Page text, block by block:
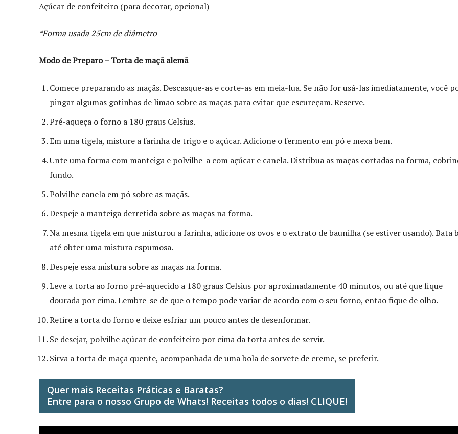
Açúcar de confeiteiro (para decorar, opcional)
*Forma usada 25cm de diâmetro
Modo de Preparo – Torta de maçã alemã
Comece preparando as maçãs. Descasque-as e corte-as em meia-lua. Se não for usá-las imediatamente, você
pingar algumas gotinhas de limão sobre as maçãs para evitar que escureçam. Reserve.
Pré-aqueça o forno a 180 graus Celsius.
Em uma tigela, misture a farinha de trigo e o açúcar. Adicione o fermento em pó e mexa bem.
Unte uma forma com manteiga e polvilhe-a com açúcar e canela. Distribua as maçãs cortadas na forma,
fundo.
Polvilhe canela em pó sobre as maçãs.
Despeje a manteiga derretida sobre as maçãs na forma.
Na mesma tigela em que misturou a farinha, adicione os ovos e o extrato de baunilha (se estiver usando). Bata
até obter uma mistura espumosa.
Despeje essa mistura sobre as maçãs na forma.
Leve a torta ao forno pré-aquecido a 180 graus Celsius por aproximadamente 40 minutos, ou até que fique
dourada por cima. Lembre-se de que o tempo pode variar de acordo com o seu forno, então fique de olho.
Retire a torta do forno e deixe esfriar um pouco antes de desenformar.
Se desejar, polvilhe açúcar de confeiteiro por cima da torta antes de servir.
Sirva a torta de maçã quente, acompanhada de uma bola de sorvete de creme, se preferir.
Quer mais Receitas Práticas e Baratas?
Entre para o nosso Grupo de Whats! Receitas todos o dias! CLIQUE!